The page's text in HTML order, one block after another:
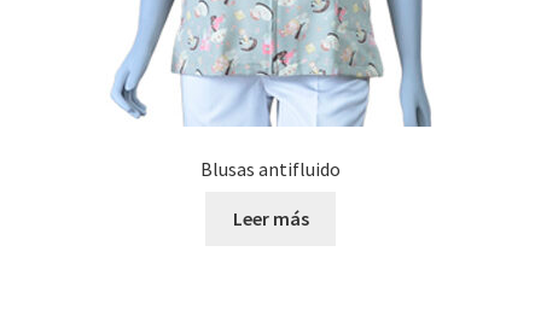
Blusas antifluido
Leer más